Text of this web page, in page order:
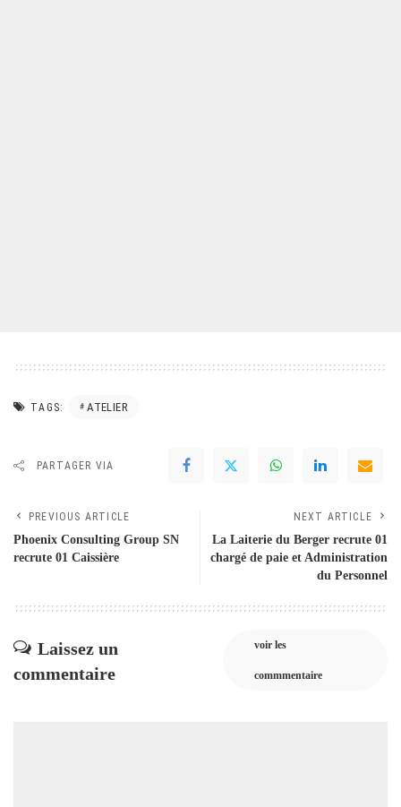
TAGS: ATELIER
PARTAGER VIA
PREVIOUS ARTICLE
Phoenix Consulting Group SN
recrute 01 Caissière
NEXT ARTICLE
La Laiterie du Berger recrute 01
chargé de paie et Administration
du Personnel
Laissez un
commentaire
voir les
commmentaire